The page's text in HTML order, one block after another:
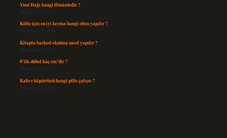
Yunt Dağı hangi ilimizdedir ?
Temmuz 29, 2026
Köfte için en iyi kıyma hangi etten yapılır ?
Temmuz 27, 2026
Kitapta barkod okutma nasıl yapılır ?
Temmuz 25, 2026
8’lik dübel kaç cm’dir ?
Temmuz 24, 2026
Kahve köpürtücü hangi pille çalışır ?
Temmuz 23, 2026